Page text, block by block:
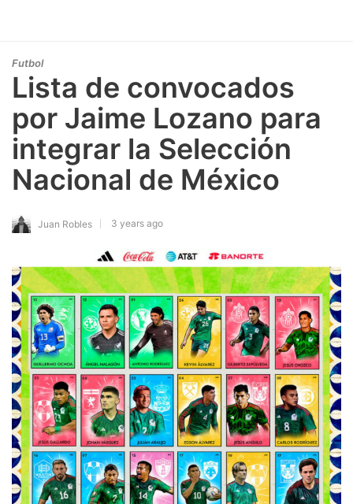
Futbol
Lista de convocados
por Jaime Lozano para
integrar la Selección
Nacional de México
Juan Robles 3 years ago